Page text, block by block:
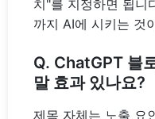
치"를 지정하면 됩니
까지 AI에 시키는 것
Q. ChatGPT 블
말 효과 있나요?
제목 자체는 노출 요